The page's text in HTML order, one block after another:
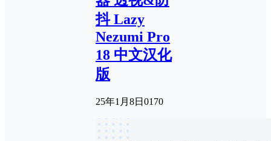
抖 Lazy
Nezumi Pro
18 中文汉化
版
25年1月8日 0170